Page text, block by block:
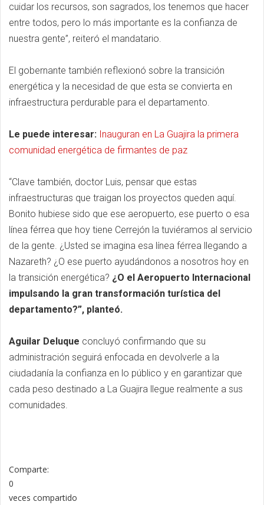
cuidar los recursos, son sagrados, los tenemos que hacer
entre todos, pero lo más importante es la confianza de
nuestra gente”, reiteró el mandatario.
El gobernante también reflexionó sobre la transición
energética y la necesidad de que esta se convierta en
infraestructura perdurable para el departamento.
Le puede interesar: Inauguran en La Guajira la primera
comunidad energética de firmantes de paz
“Clave también, doctor Luis, pensar que estas
infraestructuras que traigan los proyectos queden aquí.
Bonito hubiese sido que ese aeropuerto, ese puerto o esa
línea férrea que hoy tiene Cerrejón la tuviéramos al servicio
de la gente. ¿Usted se imagina esa línea férrea llegando a
Nazareth? ¿O ese puerto ayudándonos a nosotros hoy en
la transición energética? ¿O el Aeropuerto Internacional
impulsando la gran transformación turística del
departamento?”, planteó.
Aguilar Deluque concluyó confirmando que su
administración seguirá enfocada en devolverle a la
ciudadanía la confianza en lo público y en garantizar que
cada peso destinado a La Guajira llegue realmente a sus
comunidades.
Comparte:
0
veces compartido